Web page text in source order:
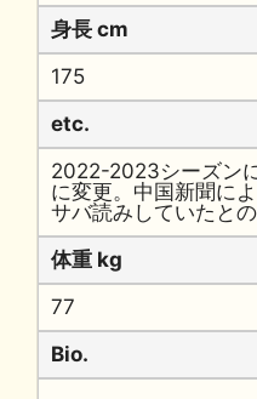
身長 cm
175
etc.
2022-2023シーズン
に変更。中国新聞に
サバ読みしていたとの
体重 kg
77
Bio.